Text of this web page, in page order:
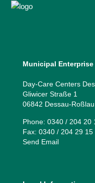
Municipal Enterprise
Day-Care Centers
Gliwicer Straße 1
06842 Dessau-Roßlau
Phone: 0340 / 204 20
Fax: 0340 / 204 29 15
Send Email